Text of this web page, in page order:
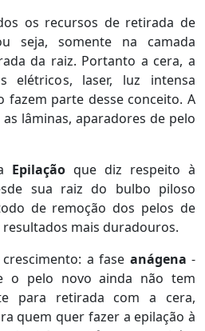
os recursos de retirada de
seja, somente na camada
da raiz. Portanto a cera, a
elétricos, laser, luz intensa
fazem parte desse conceito. A
lâminas, aparadores de pelo
Epilação que diz respeito à
sua raiz do bulbo piloso
de remoção dos pelos de
mais duradouros.
a fase anágena -
o pelo novo ainda não tem
para retirada com a cera,
quem quer fazer a epilação à